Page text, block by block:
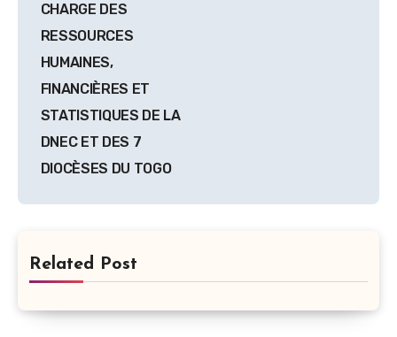
CHARGE DES
RESSOURCES
HUMAINES,
FINANCIÈRES ET
STATISTIQUES DE LA
DNEC ET DES 7
DIOCÈSES DU TOGO
Related Post